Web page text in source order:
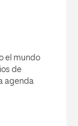
el mundo
de
agenda